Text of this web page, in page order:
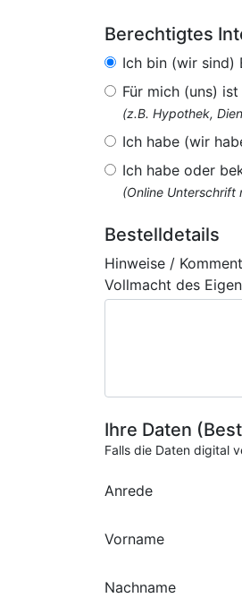
Berechtigtes
Ich bin (wir sind)
Für mich (uns)
(z.B. Hypothek,
Ich habe (wir
Ich habe oder
(Online Unterschrift
Bestelldetails
Hinweise /
Vollmacht des
Ihre Daten
Falls die Daten digital
Anrede
Vorname
Nachname